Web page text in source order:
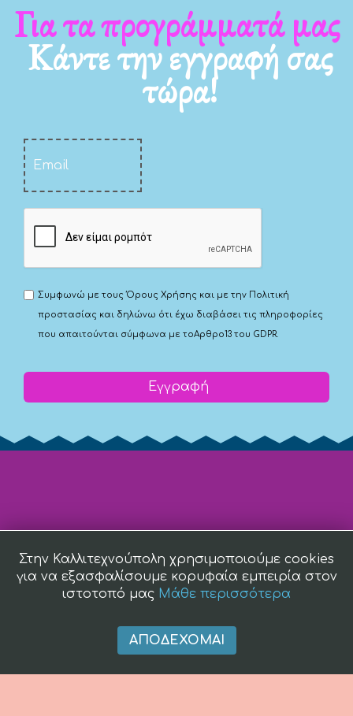
Για τα νέα μας
Κάντε την εγγραφή σας
τώρα!
Συμφωνώ με τουςΌρους Χρήσης και με την Πολιτική
προστασίας και δηλώνω ότι έχω διαβάσει τις πληροφορίες
που απαιτούνται σύμφωνα με τοΑρθρο13 του GDPR.
Εγγραφή
Στην Καλλιτεχνούπολη χρησιμοποιούμε cookies
για να εξασφαλίσουμε κορυφαία εμπειρία στον
ιστοτοπό μας Μάθε περισσότερα
ΑΠΟΔΈΧΟΜΑΙ